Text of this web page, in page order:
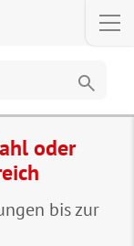
search
oder
bis zur